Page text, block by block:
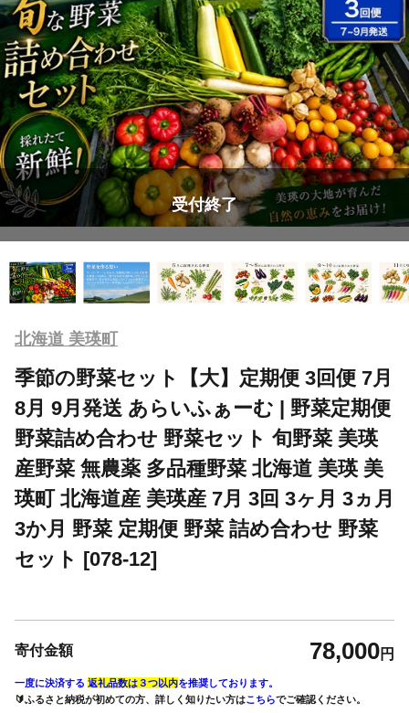
受付終了
北海道 美瑛町
季節の野菜セット【大】定期便 3回便 7月
8月 9月発送 あらいふぁーむ | 野菜定期便
野菜詰め合わせ 野菜セット 旬野菜 美瑛
産野菜 無農薬 多品種野菜 北海道 美瑛 美
瑛町 北海道産 美瑛産 7月 3回 3ヶ月 3ヵ月
3か月 野菜 定期便 野菜 詰め合わせ 野菜
セット [078-12]
寄付金額 78,000円
一度に決済する 返礼品数は３つ以内を推奨しております。
🔰ふるさと納税が初めての方、詳しく知りたい方はこちらでご確認ください。